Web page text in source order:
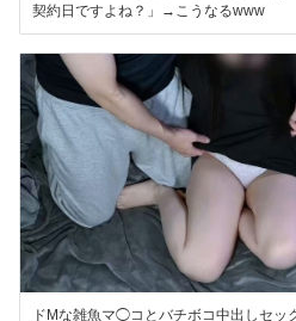
契約日ですよね？」→こうなるwww
ドMな雑魚マ◯コとバチボコ中出しセッ